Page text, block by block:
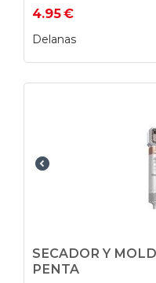
4.95€
Delanas
SECADOR Y
PENTA